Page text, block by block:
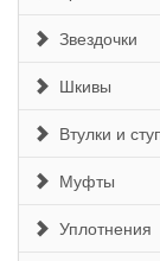
Звездочки
Шкивы
Втулки и
Муфты
Уплотнения